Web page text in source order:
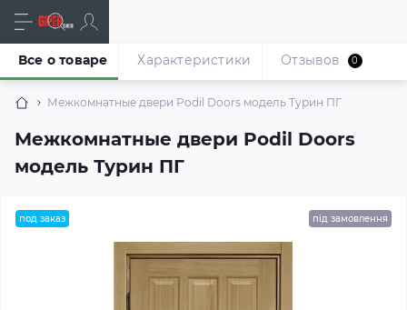
Межкомнатные двери Podil Doors модель Турин ПГ
Межкомнатные двери Podil Doors
модель Турин ПГ
Все о товаре Характеристики Отзывов 0
под заказ під замовлення